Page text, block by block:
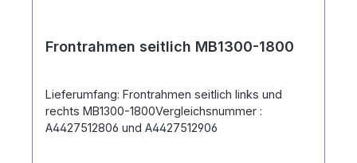
Frontrahmen seitlich MB1300-1800
Lieferumfang: Frontrahmen seitlich links und
rechts MB1300-1800Vergleichsnummer :
A4427512806 und A4427512906